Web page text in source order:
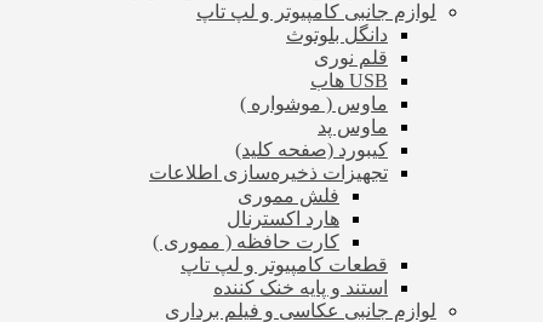
لوازم جانبی کامپیوتر و لپ تاپ
دانگل بلوتوث
قلم نوری
USB هاب
ماوس ( موشواره )
ماوس پد
کیبورد (صفحه کلید)
تجهیزات ذخیره‌سازی اطلاعات
فلش مموری
هارد اکسترنال
کارت حافظه ( مموری )
قطعات کامپیوتر و لپ تاپ
استند و پایه خنک کننده
لوازم جانبی عکاسی و فیلم برداری